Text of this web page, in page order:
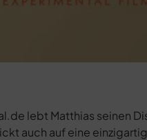
lebt Matthias seinen
auch auf eine